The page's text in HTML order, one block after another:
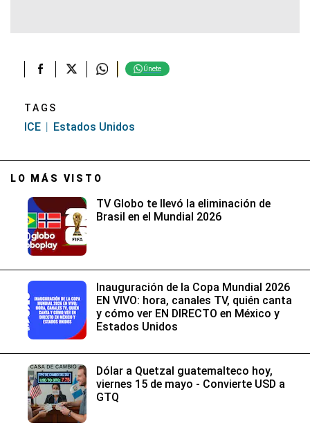
Únete
TAGS
ICE Estados Unidos
LO MÁS VISTO
TV Globo te llevó la eliminación de
Brasil en el Mundial 2026
Inauguración de la Copa Mundial 2026
EN VIVO: hora, canales TV, quién canta
y cómo ver EN DIRECTO en México y
Estados Unidos
Dólar a Quetzal guatemalteco hoy,
viernes 15 de mayo - Convierte USD a
GTQ